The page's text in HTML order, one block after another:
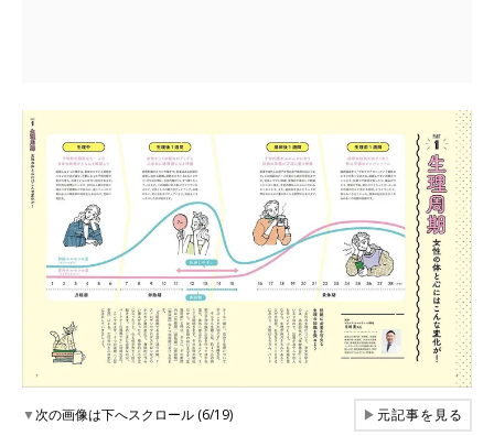
▼次の画像は下へスクロール (6/19) ▶元記事を見る